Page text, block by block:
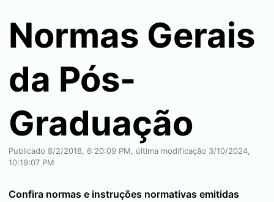
Normas Gerais
da Pós-
Graduação
Publicado 8/2/2018, 6:20:09 PM, última modificação 3/10/2024,
10:19:07 PM
Confira normas e instruções normativas emitidas